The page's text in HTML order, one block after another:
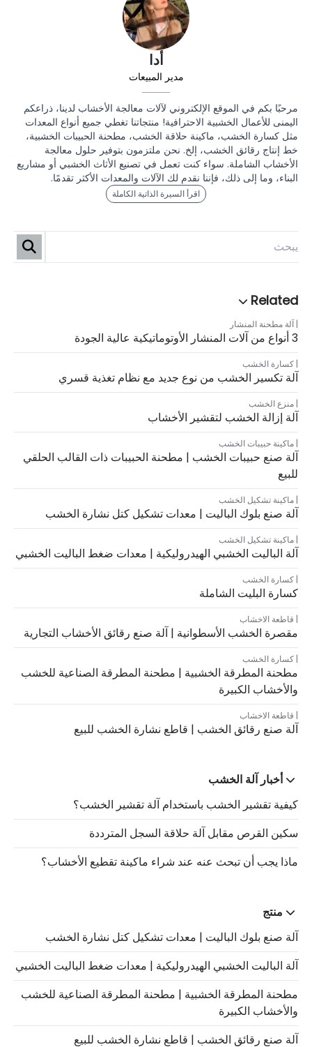
أدا
مدير المبيعات
مرحبًا بكم في الموقع الإلكتروني لآلات معالجة الأخشاب لدينا، ذراعكم
اليمنى للأعمال الخشبية الاحترافية! منتجاتنا تغطي جميع أنواع المعدات
مثل كسارة الخشب، ماكينة حلاقة الخشب، مطحنة الحبيبات الخشبية،
خط إنتاج رقائق الخشب، إلخ. نحن ملتزمون بتوفير حلول معالجة
الأخشاب الشاملة. سواء كنت تعمل في تصنيع الأثاث الخشبي أو مشاريع
البناء، وما إلى ذلك، فإننا نقدم لك الآلات والمعدات الأكثر تقدمًا.
اقرأ السيرة الذاتية الكاملة
آلة مطحنة المنشار
3 أنواع من آلات المنشار الأوتوماتيكية عالية الجودة
كسارة الخشب
آلة تكسير الخشب من نوع جديد مع نظام تغذية قسري
منزع الخشب
آلة إزالة الخشب لتقشير الأخشاب
ماكينة حبيبات الخشب
آلة صنع حبيبات الخشب | مطحنة الحبيبات ذات القالب الحلقي
للبيع
ماكينة تشكيل الخشب
آلة صنع بلوك الباليت | معدات تشكيل كتل نشارة الخشب
ماكينة تشكيل الخشب
آلة الباليت الخشبي الهيدروليكية | معدات ضغط الباليت الخشبي
كسارة الخشب
كسارة البليت الشاملة
قاطعة الاخشاب
مقصرة الخشب الأسطوانية | آلة صنع رقائق الأخشاب التجارية
كسارة الخشب
مطحنة المطرقة الخشبية | مطحنة المطرقة الصناعية للخشب
والأخشاب الكبيرة
قاطعة الاخشاب
آلة صنع رقائق الخشب | قاطع نشارة الخشب للبيع
أخبار آلة الخشب
كيفية تقشير الخشب باستخدام آلة تقشير الخشب؟
سكين القرص مقابل آلة حلاقة السجل المترددة
ماذا يجب أن تبحث عنه عند شراء ماكينة تقطيع الأخشاب؟
منتج
آلة صنع بلوك الباليت | معدات تشكيل كتل نشارة الخشب
آلة الباليت الخشبي الهيدروليكية | معدات ضغط الباليت الخشبي
مطحنة المطرقة الخشبية | مطحنة المطرقة الصناعية للخشب
والأخشاب الكبيرة
آلة صنع رقائق الخشب | قاطع نشارة الخشب للبيع